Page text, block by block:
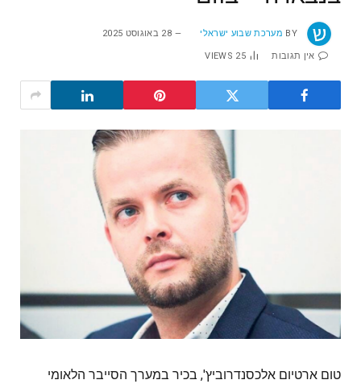
BY מערכת שבוע ישראלי 28 באוגוסט 2025
אין תגובות 25
VIEWS
טום ארטיום אלכסנדרוביץ', בכיר במערך הסייבר הלאומי